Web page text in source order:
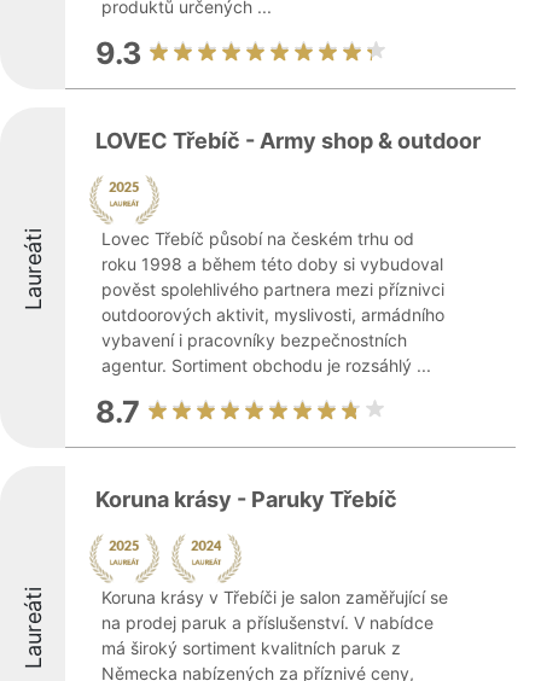
produktů určených ...
9.3
Laureáti
LOVEC Třebíč - Army shop & outdoor
Lovec Třebíč působí na českém trhu od
roku 1998 a během této doby si vybudoval
pověst spolehlivého partnera mezi příznivci
outdoorových aktivit, myslivosti, armádního
vybavení i pracovníky bezpečnostních
agentur. Sortiment obchodu je rozsáhlý ...
8.7
Laureáti
Koruna krásy - Paruky Třebíč
Koruna krásy v Třebíči je salon zaměřující se
na prodej paruk a příslušenství. V nabídce
má široký sortiment kvalitních paruk z
Německa nabízených za příznivé ceny,